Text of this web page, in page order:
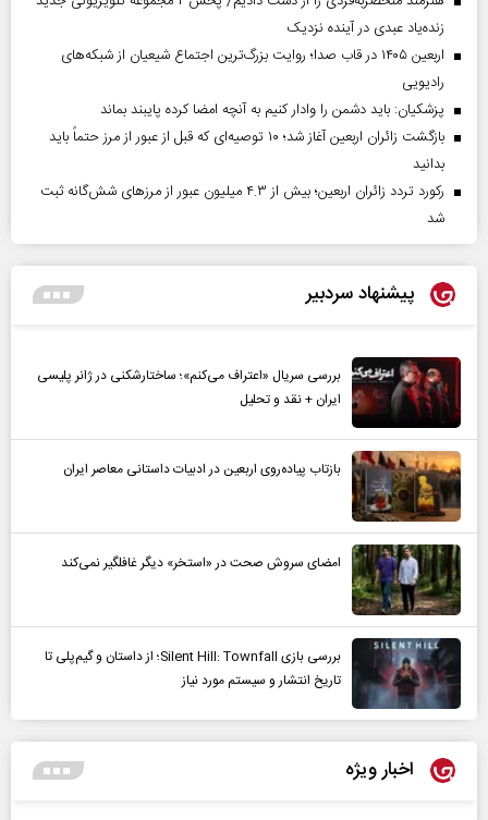
زنده‌یاد عبدی در آینده نزدیک
اربعین ۱۴۰۵ در قاب صدا؛ روایت بزرگ‌ترین اجتماع شیعیان از شبکه‌های
رادیویی
پزشکیان: باید دشمن را وادار کنیم به آنچه امضا کرده پایبند بماند
بازگشت زائران اربعین آغاز شد؛ ۱۰ توصیه‌ای که قبل از عبور از مرز حتماً باید
بدانید
رکورد تردد زائران اربعین؛ بیش از ۴.۳ میلیون عبور از مرزهای شش‌گانه ثبت
شد
پیشنهاد سردبیر
بررسی سریال «اعتراف می‌کنم»؛ ساختارشکنی در ژانر پلیسی
ایران + نقد و تحلیل
بازتاب پیاده‌روی اربعین در ادبیات داستانی معاصر ایران
امضای سروش صحت در «استخر» دیگر غافلگیر نمی‌کند
بررسی بازی Silent Hill: Townfall؛ از داستان و گیم‌پلی تا
تاریخ انتشار و سیستم مورد نیاز
اخبار ویژه